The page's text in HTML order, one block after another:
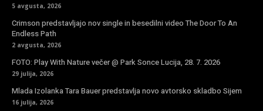
5 avgusta, 2026
Crimson predstavljajo nov single in besedilni video The Door To An
Endless Path
2 avgusta, 2026
FOTO: Play With Nature večer @ Park Sonce Lucija, 28. 7. 2026
29 julija, 2026
Mlada Izolanka Tara Bauer predstavlja novo avtorsko skladbo Sijem
16 julija, 2026